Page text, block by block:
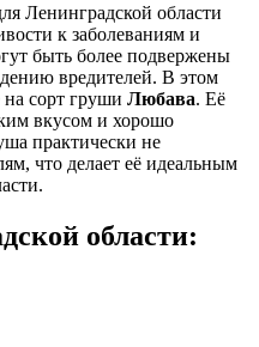
Ленинградской области
к заболеваниям и
быть более подвержены
вредителей. В этом
на сорт груши Любава. Её
вкусом и хорошо
практически не
что делает её идеальным
области: